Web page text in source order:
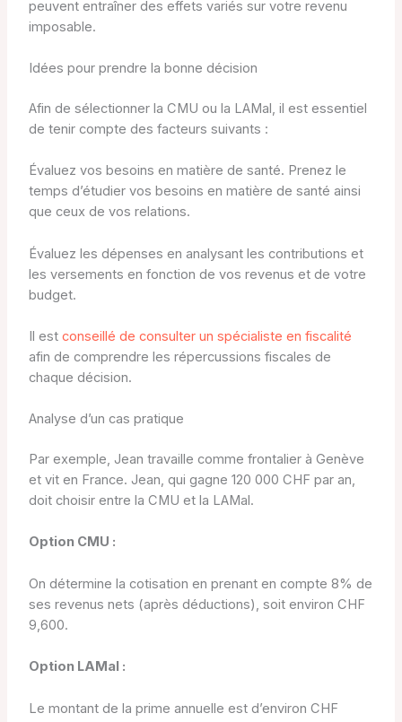
peuvent entraîner des effets variés sur votre revenu
imposable.
Idées pour prendre la bonne décision
Afin de sélectionner la CMU ou la LAMal, il est essentiel
de tenir compte des facteurs suivants :
Évaluez vos besoins en matière de santé. Prenez le
temps d’étudier vos besoins en matière de santé ainsi
que ceux de vos relations.
Évaluez les dépenses en analysant les contributions et
les versements en fonction de vos revenus et de votre
budget.
Il est conseillé de consulter un spécialiste en fiscalité
afin de comprendre les répercussions fiscales de
chaque décision.
Analyse d’un cas pratique
Par exemple, Jean travaille comme frontalier à Genève
et vit en France. Jean, qui gagne 120 000 CHF par an,
doit choisir entre la CMU et la LAMal.
Option CMU :
On détermine la cotisation en prenant en compte 8% de
ses revenus nets (après déductions), soit environ CHF
9,600.
Option LAMal :
Le montant de la prime annuelle est d’environ CHF